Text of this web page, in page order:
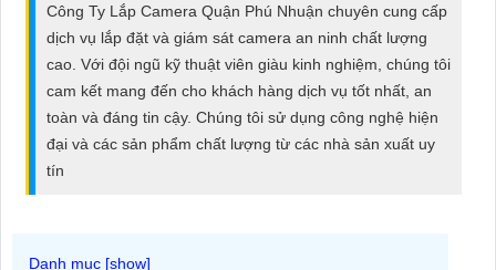
VẤN
LẮP
PHỤ
Công Ty Lắp Camera Quận Phú Nhuận chuyên cung cấp
dịch vụ lắp đặt và giám sát camera an ninh chất lượng
cao. Với đội ngũ kỹ thuật viên giàu kinh nghiệm, chúng tôi
cam kết mang đến cho khách hàng dịch vụ tốt nhất, an
toàn và đáng tin cậy. Chúng tôi sử dụng công nghệ hiện
đại và các sản phẩm chất lượng từ các nhà sản xuất uy
tín